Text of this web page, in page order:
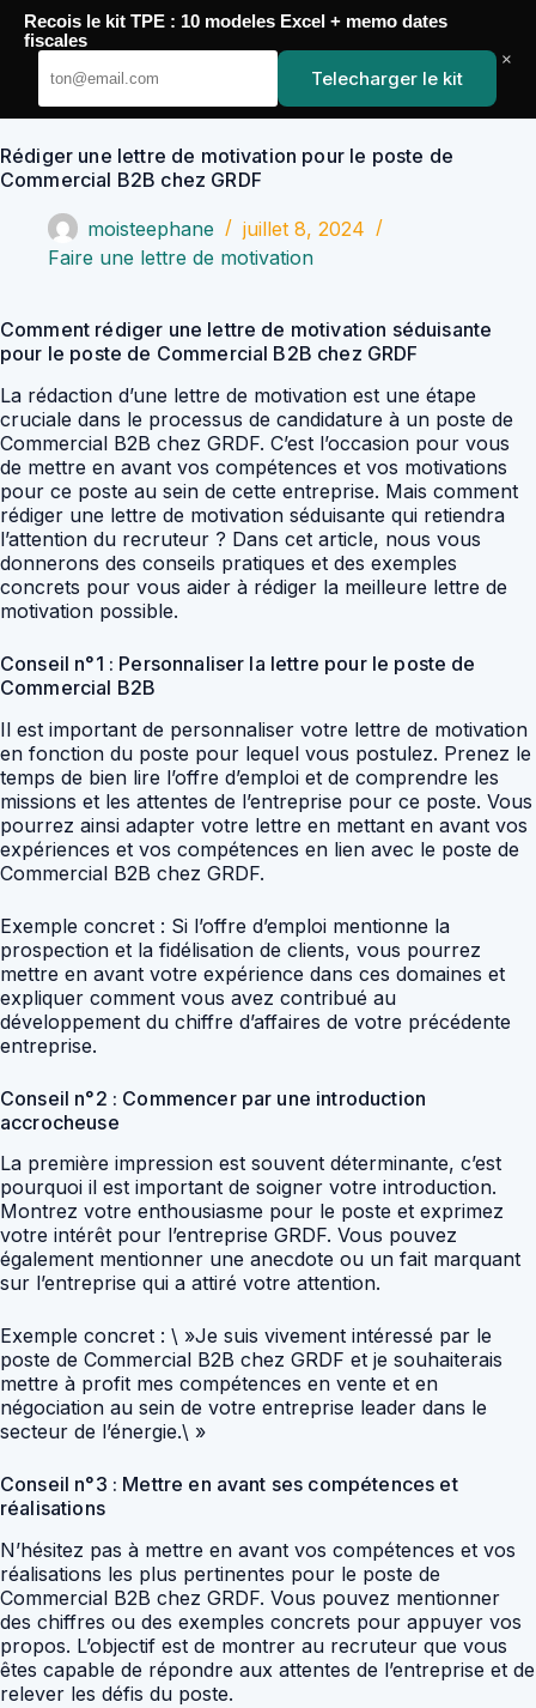
Passer
contenu
YoupiJobs
Rédiger une lettre de motivation pour le poste de
Commercial B2B chez GRDF
moisteephane
juillet 8, 2024
Faire une lettre de motivation
Comment rédiger une lettre de motivation séduisante
pour le poste de Commercial B2B chez GRDF
La rédaction d’une lettre de motivation est une étape
cruciale dans le processus de candidature à un poste de
Commercial B2B chez GRDF. C’est l’occasion pour vous
de mettre en avant vos compétences et vos motivations
pour ce poste au sein de cette entreprise. Mais comment
rédiger une lettre de motivation séduisante qui retiendra
l’attention du recruteur ? Dans cet article, nous vous
donnerons des conseils pratiques et des exemples
concrets pour vous aider à rédiger la meilleure lettre de
motivation possible.
Conseil n°1 : Personnaliser la lettre pour le poste de
Commercial B2B
Il est important de personnaliser votre lettre de motivation
en fonction du poste pour lequel vous postulez. Prenez le
temps de bien lire l’offre d’emploi et de comprendre les
missions et les attentes de l’entreprise pour ce poste. Vous
pourrez ainsi adapter votre lettre en mettant en avant vos
expériences et vos compétences en lien avec le poste de
Commercial B2B chez GRDF.
Exemple concret : Si l’offre d’emploi mentionne la
prospection et la fidélisation de clients, vous pourrez
mettre en avant votre expérience dans ces domaines et
expliquer comment vous avez contribué au
développement du chiffre d’affaires de votre précédente
entreprise.
Conseil n°2 : Commencer par une introduction
accrocheuse
La première impression est souvent déterminante, c’est
pourquoi il est important de soigner votre introduction.
Montrez votre enthousiasme pour le poste et exprimez
votre intérêt pour l’entreprise GRDF. Vous pouvez
également mentionner une anecdote ou un fait marquant
sur l’entreprise qui a attiré votre attention.
Exemple concret : \ »Je suis vivement intéressé par le
poste de Commercial B2B chez GRDF et je souhaiterais
mettre à profit mes compétences en vente et en
négociation au sein de votre entreprise leader dans le
secteur de l’énergie.\ »
Conseil n°3 : Mettre en avant ses compétences et
réalisations
N’hésitez pas à mettre en avant vos compétences et vos
réalisations les plus pertinentes pour le poste de
Commercial B2B chez GRDF. Vous pouvez mentionner
des chiffres ou des exemples concrets pour appuyer vos
propos. L’objectif est de montrer au recruteur que vous
êtes capable de répondre aux attentes de l’entreprise et de
relever les défis du poste.
Recois le kit TPE : 10 modeles Excel + memo dates
fiscales
Telecharger le kit
×